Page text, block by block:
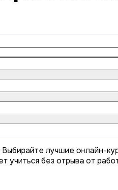
лучшие онлайн-
без отрыва от